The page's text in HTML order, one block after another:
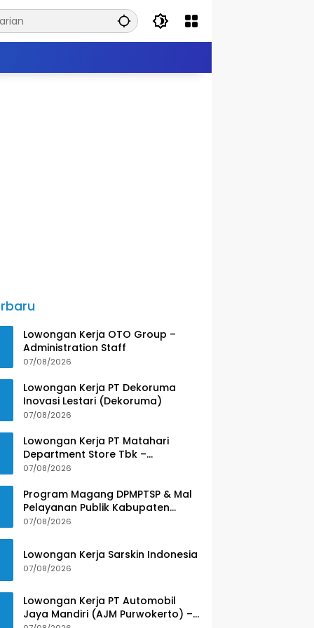
Lowongan Kerja OTO Group –
Administration Staff
07/08/2026
Lowongan Kerja PT Dekoruma
Inovasi Lestari (Dekoruma)
07/08/2026
Lowongan Kerja PT Matahari
Department Store Tbk –
Purwokerto
07/08/2026
Program Magang DPMPTSP & Mal
Pelayanan Publik Kabupaten
Banyumas
07/08/2026
Lowongan Kerja Sarskin Indonesia
07/08/2026
Lowongan Kerja PT Automobil
Jaya Mandiri (AJM Purwokerto) –